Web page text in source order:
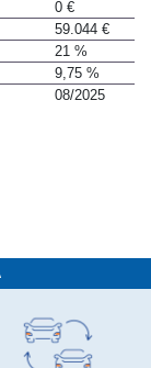
0 €
59.044 €
21 %
9,75 %
08/2025